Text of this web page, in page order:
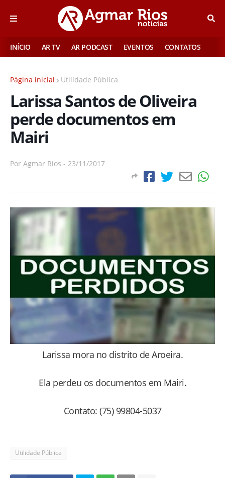
INÍCIO AR TV AR PODCAST EVENTOS CONTATOS
Página inicial Utilidade Pública
Larissa Santos de Oliveira
perde documentos em
Mairi
Por Agmar Rios - 23/11/2017
Larissa mora no distrito de Aroeira.
Ela perdeu os documentos em Mairi.
Contato: (75) 99804-5037
Utilidade Pública